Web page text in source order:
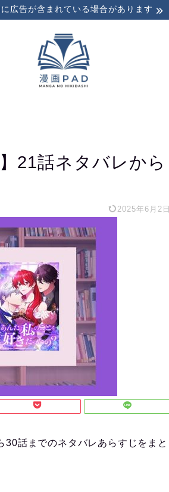
広告が含まれている場合があります
21話ネタバレから
2025年6月2日
話までのネタバレあらすじをまと